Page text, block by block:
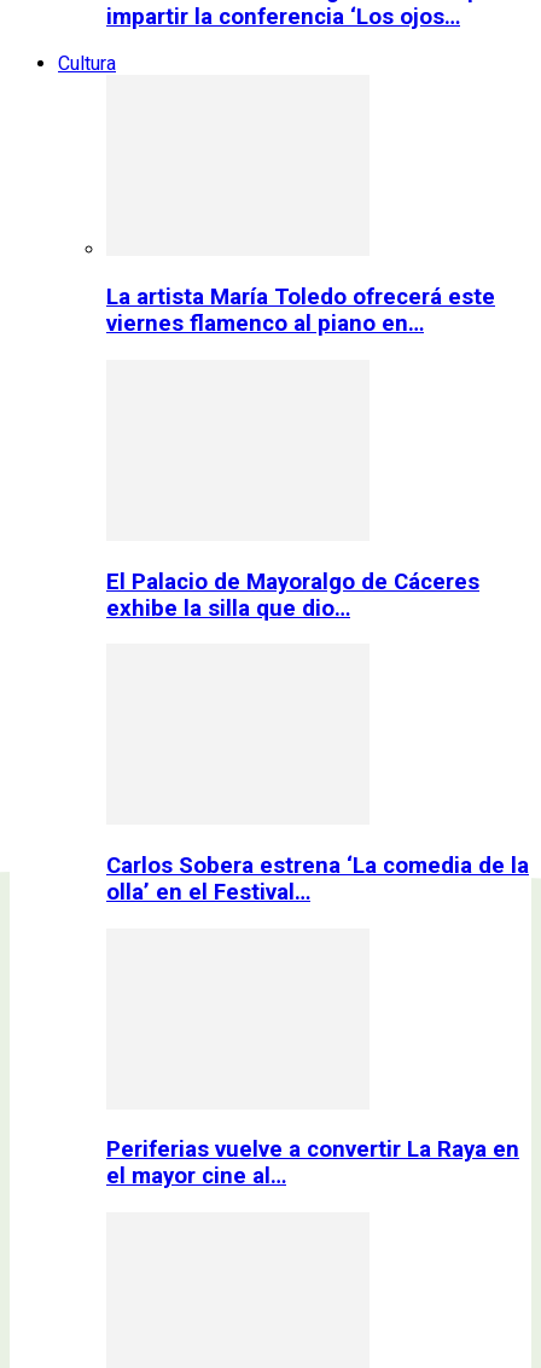
impartir la conferencia ‘Los ojos…
Cultura
La artista María Toledo ofrecerá este
viernes flamenco al piano en…
El Palacio de Mayoralgo de Cáceres
exhibe la silla que dio…
Carlos Sobera estrena ‘La comedia de la
olla’ en el Festival…
Periferias vuelve a convertir La Raya en
el mayor cine al…